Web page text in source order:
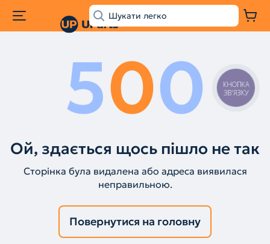
500
Ой, здається щось пішло не так
Сторінка була видалена або адреса виявилася
неправильною.
Повернутися на головну
КНОПКА
ЗВ'ЯЗКУ